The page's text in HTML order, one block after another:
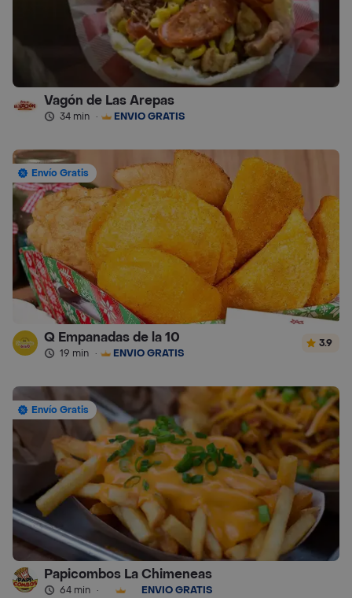
Vagón de Las Arepas
34 min · ENVÍO GRATIS
Envío Gratis
Q Empanadas de la 10
19 min · ENVÍO GRATIS
3.9
Envío Gratis
Papicombos La Chimeneas
64 min · ENVÍO GRATIS